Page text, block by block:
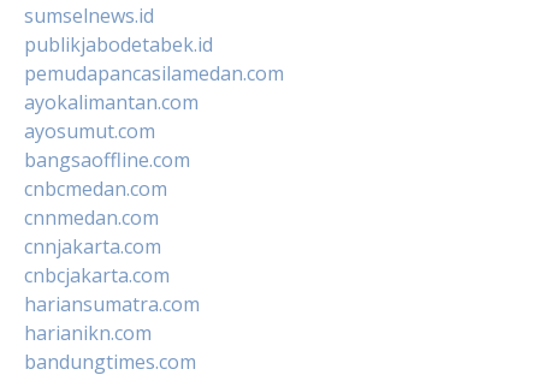
sumselnews.id
publikjabodetabek.id
pemudapancasilamedan.com
ayokalimantan.com
ayosumut.com
bangsaoffline.com
cnbcmedan.com
cnnmedan.com
cnnjakarta.com
cnbcjakarta.com
hariansumatra.com
harianikn.com
bandungtimes.com